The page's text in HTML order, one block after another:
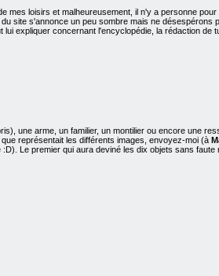
mes loisirs et malheureusement, il n'y a personne
site s'annonce un peu sombre mais ne désespérons
lui expliquer concernant l'encyclopédie, la rédaction de
une arme, un familier, un montilier ou encore une
représentait les différents images, envoyez-moi (à
Le premier qui aura deviné les dix objets sans faute